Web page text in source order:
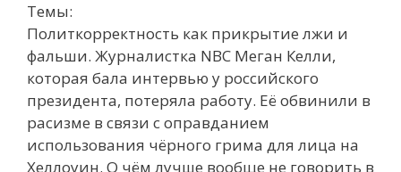
Темы:
Политкорректность как прикрытие лжи и
фальши. Журналистка NBC Меган Келли,
которая бала интервью у российского
президента, потеряла работу. Её обвинили в
расизме в связи с оправданием
использования чёрного грима для лица на
Хеллоуин. О чём лучше вообще не говорить в